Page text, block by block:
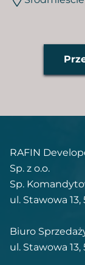
RAFIN
Sp. z o.o.
Sp.
ul. Stawowa 13,
Biuro
ul. Stawowa 13,